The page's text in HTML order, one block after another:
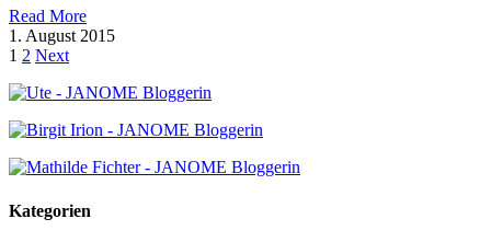
Read More
1. August 2015
1 2 Next
Kategorien